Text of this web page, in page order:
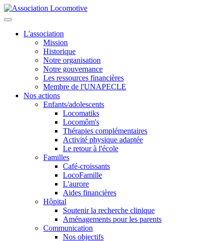
L'association
Mission
Historique
Notre organisation
Notre gouvernance
Les ressources financières
Membre de l'UNAPECLE
Nos actions
Enfants/adolescents
Locomatiks
Locomôm's
Thérapies complémentaires
Activité physique adaptée
Le retour à l'école
Familles
Café-croissants
LocoFamille
L'aurore
Aides financières
Hôpital
Soutenir la recherche clinique
Aménagements pour les parents
Communication
Nos objectifs